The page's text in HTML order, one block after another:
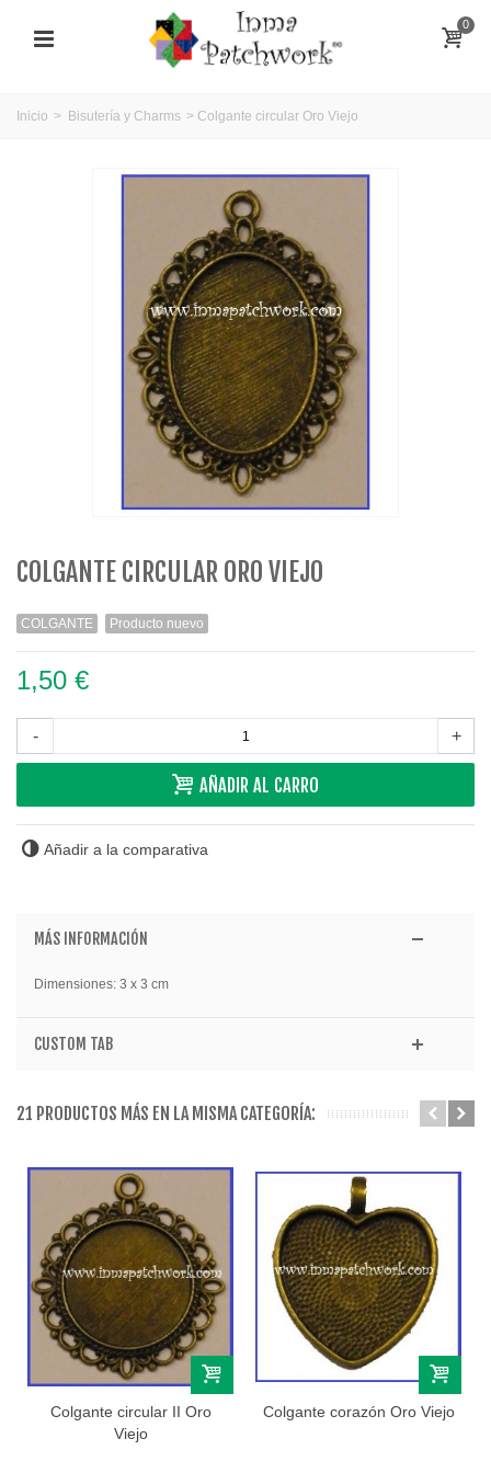
0
Inicio > Bisutería y Charms > Colgante circular Oro Viejo
COLGANTE CIRCULAR ORO VIEJO
COLGANTE Producto nuevo
1,50 €
- +
AÑADIR AL CARRO
Añadir a la comparativa
MÁS INFORMACIÓN
Dimensiones: 3 x 3 cm
CUSTOM TAB
21 PRODUCTOS MÁS EN LA MISMA CATEGORÍA:
Colgante circular II Oro
Viejo
Colgante corazón Oro Viejo